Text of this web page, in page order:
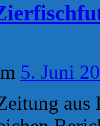
5. Juni